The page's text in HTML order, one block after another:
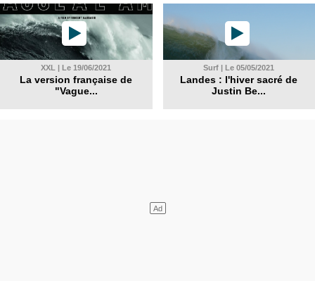
XXL | Le 19/06/2021
La version française de
"Vague...
Surf | Le 05/05/2021
Landes : l'hiver sacré de
Justin Be...